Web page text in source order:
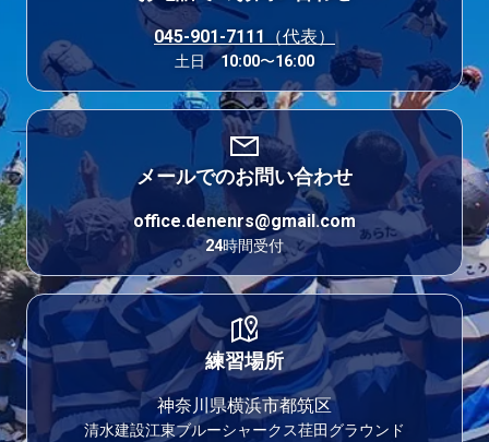
045-901-7111（代表）
土日 10:00〜16:00
メールでのお問い合わせ
office.denenrs@gmail.com
24時間受付
練習場所
神奈川県横浜市都筑区
清水建設江東ブルーシャークス荏田グラウンド